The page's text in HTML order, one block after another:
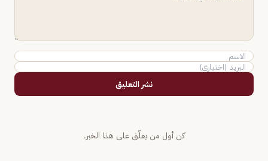
نشر التعليق
كن أول من يعلّق على هذا الخبر.